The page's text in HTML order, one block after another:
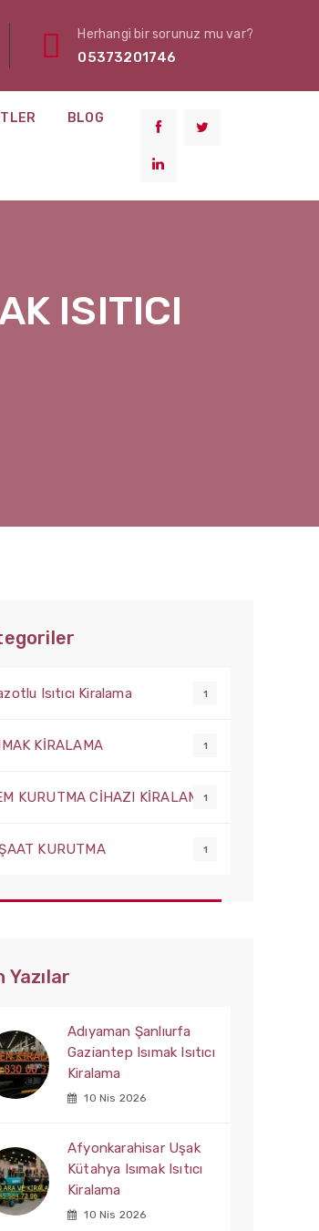
Herhangi bir sorunuz mu var?
05373201746
BLOG
ISITICI
Isıtıcı Kiralama 1
KİRALAMA 1
KURUTMA CİHAZI KİRALAMA
1
KURUTMA 1
Yazılar
Adıyaman Şanlıurfa
Gaziantep Isımak Isıtıcı
Kiralama
10 Nis 2026
Afyonkarahisar Uşak
Kütahya Isımak Isıtıcı
Kiralama
10 Nis 2026